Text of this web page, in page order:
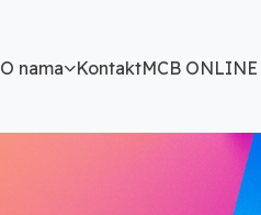
O nama KontaktMCB ONLINE